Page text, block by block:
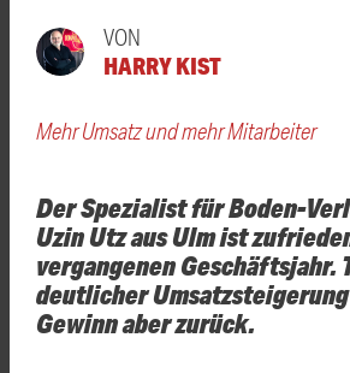
VON
HARRY KIST
Mehr Umsatz und mehr Mitarbeiter
Der Spezialist für Boden-
Uzin Utz aus Ulm ist
vergangenen Geschäftsjahr.
deutlicher
Gewinn aber zurück.